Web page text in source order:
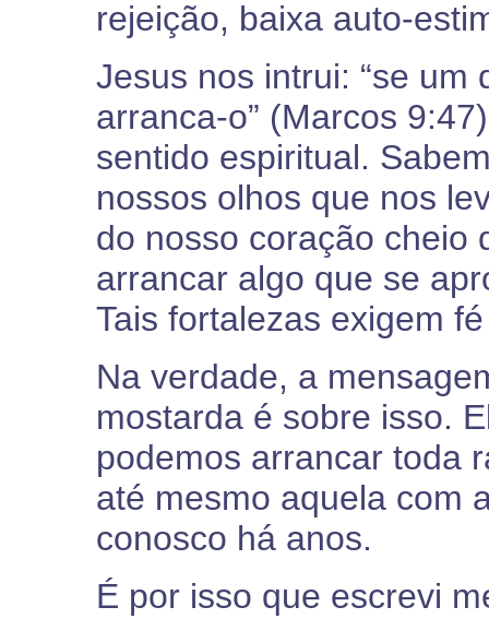
rejeição, baixa auto-
Jesus nos intrui: “se um
arranca-o” (Marcos
sentido espiritual.
nossos olhos que nos
do nosso coração cheio
arrancar algo que se
Tais fortalezas exigem
Na verdade, a
mostarda é sobre isso.
podemos arrancar toda
até mesmo aquela com
conosco há anos.
É por isso que escrevi